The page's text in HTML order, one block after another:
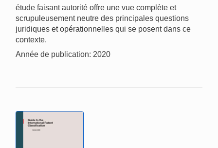
étude faisant autorité offre une vue complète et
scrupuleusement neutre des principales questions
juridiques et opérationnelles qui se posent dans ce
contexte.
Année de publication: 2020